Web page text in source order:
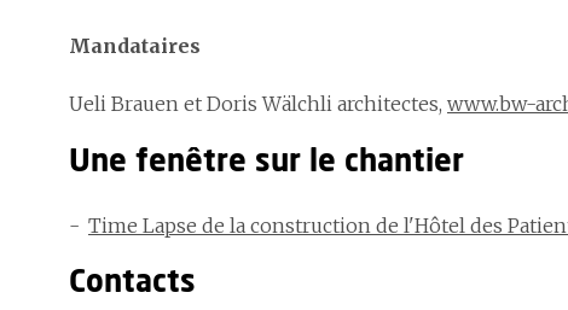
Mandataires
Ueli Brauen et Doris Wälchli architectes, www.bw-
Une fenêtre sur le chantier
Time Lapse de la construction de l'Hôtel des
Contacts